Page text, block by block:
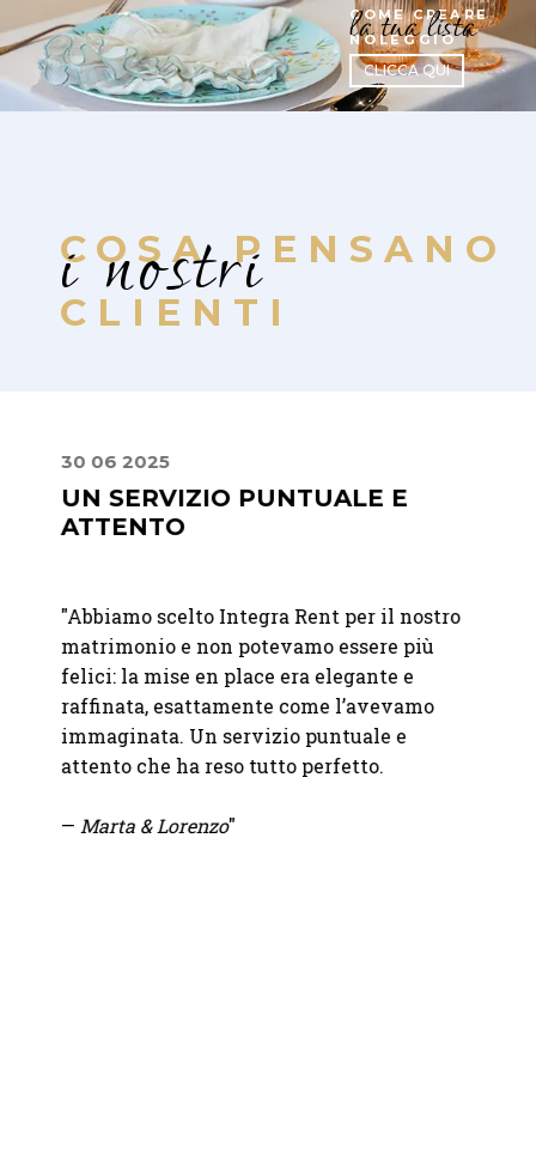
COME CREARE
la tua lista
NOLEGGIO
CLICCA QUI
COSA PENSANO
i nostri
CLIENTI
30 06 2025
UN SERVIZIO PUNTUALE E
ATTENTO
"Abbiamo scelto Integra Rent per il nostro
matrimonio e non potevamo essere più
felici: la mise en place era elegante e
raffinata, esattamente come l’avevamo
immaginata. Un servizio puntuale e
attento che ha reso tutto perfetto.
— Marta & Lorenzo"